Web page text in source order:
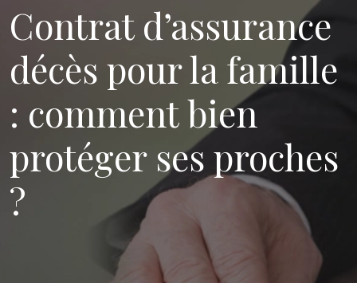
Contrat d’assurance
décès pour la famille
: comment bien
protéger ses proches
?